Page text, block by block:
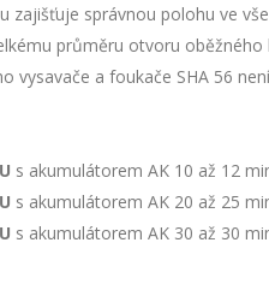
zajišťuje správnou polohu ve
průměru otvoru
vysavače a foukače SHA 56
s akumulátorem ​​AK 10 až 12
s akumulátorem ​​AK 20 až 25
s akumulátorem ​​AK 30 až 30